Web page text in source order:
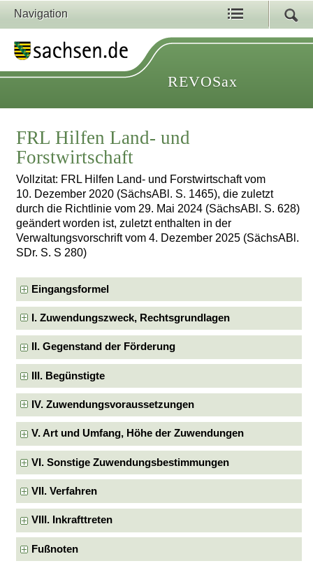
Navigation
REVOSax
FRL Hilfen Land- und
Forstwirtschaft
Vollzitat: FRL Hilfen Land- und Forstwirtschaft vom
10. Dezember 2020 (SächsABl. S. 1465), die zuletzt
durch die Richtlinie vom 29. Mai 2024 (SächsABl. S. 628)
geändert worden ist, zuletzt enthalten in der
Verwaltungsvorschrift vom 4. Dezember 2025 (SächsABl.
SDr. S. S 280)
Eingangsformel
I. Zuwendungszweck, Rechtsgrundlagen
II. Gegenstand der Förderung
III. Begünstigte
IV. Zuwendungsvoraussetzungen
V. Art und Umfang, Höhe der Zuwendungen
VI. Sonstige Zuwendungsbestimmungen
VII. Verfahren
VIII. Inkrafttreten
Fußnoten